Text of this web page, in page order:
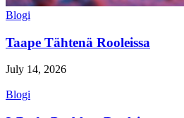
Blogi
Taape Tähtenä Rooleissa
July 14, 2026
Blogi